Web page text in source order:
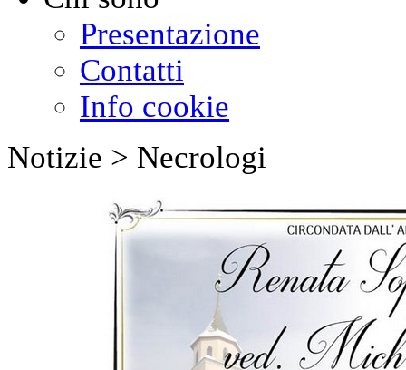
Presentazione
Contatti
Info cookie
Notizie > Necrologi